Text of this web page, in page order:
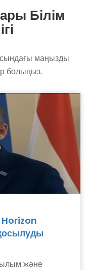
Білім
маңызды
болыңыз.
Horizon
және